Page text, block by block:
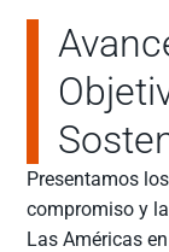
Presentamos
compromiso y
Las Américas